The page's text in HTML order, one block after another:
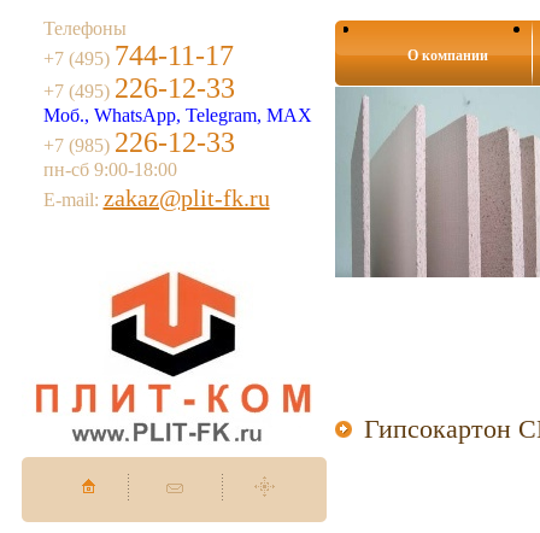
Телефоны
+7 (495) 744-11-17
+7 (495) 226-12-33
Моб., WhatsApp, Telegram, MAX
+7 (985) 226-12-33
пн-сб 9:00-18:00
E-mail: zakaz@plit-fk.ru
О компании
Гипсокартон